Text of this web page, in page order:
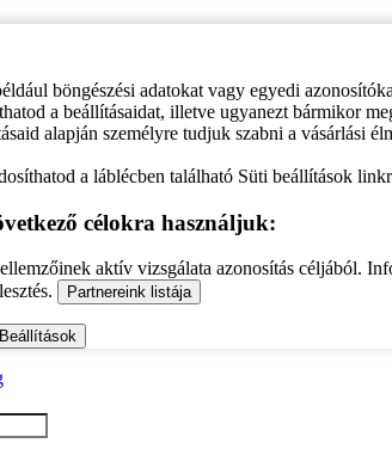
böngészési adatokat vagy egyedi
a beállításaidat, illetve ugyanezt bármikor
alapján személyre tudjuk szabni a vásárlási
a láblécben található Süti beállítások
célokra használjuk:
aktív vizsgálata azonosítás céljából.
Partnereink listája
Beállítások